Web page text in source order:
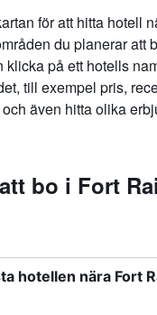
för att hitta hotell
du planerar att
klicka på ett hotells
till exempel pris,
även hitta olika
bo i Fort
hotellen nära Fort